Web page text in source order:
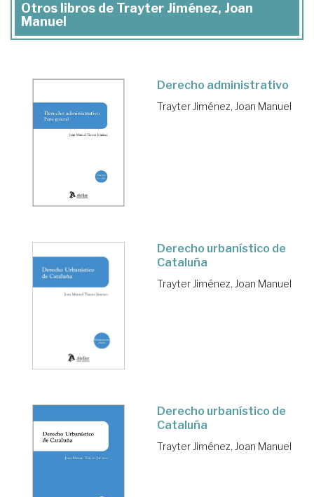
Otros libros de Trayter Jiménez, Joan
Manuel
Derecho administrativo
Trayter Jiménez, Joan Manuel
Derecho urbanístico de
Cataluña
Trayter Jiménez, Joan Manuel
Derecho urbanístico de
Cataluña
Trayter Jiménez, Joan Manuel